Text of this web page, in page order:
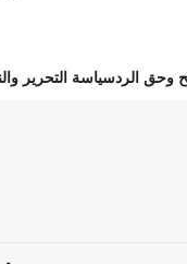
وحق الردسياسة التحرير